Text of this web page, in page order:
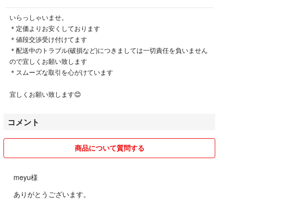
いらっしゃいませ。
＊定価よりお安くしております
＊値段交渉受け付けてます
＊配送中のトラブル(破損など)につきましては一切責任を負いません
ので宜しくお願い致します
＊スムーズな取引を心がけています
宜しくお願い致します😊
コメント
商品について質問する
meyu様
ありがとうございます。